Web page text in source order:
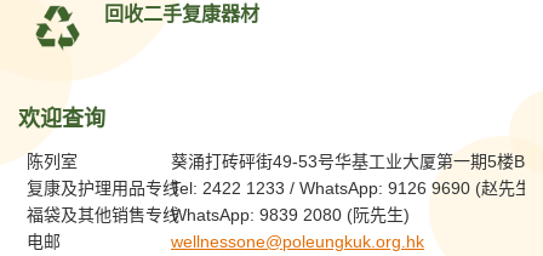
回收二手复康器材
欢迎查询
陈列室
葵涌打砖砰街49-53号华基工业大厦第一期5楼B室
复康及护理用品专线Tel: 2422 1233 / WhatsApp: 9126 9690 (赵先生)
福袋及其他销售专线WhatsApp: 9839 2080 (阮先生)
电邮
wellnessone@poleungkuk.org.hk